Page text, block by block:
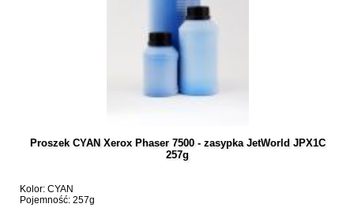
Proszek CYAN Xerox Phaser 7500 - zasypka JetWorld JPX1C
257g
Kolor: CYAN
Pojemność: 257g